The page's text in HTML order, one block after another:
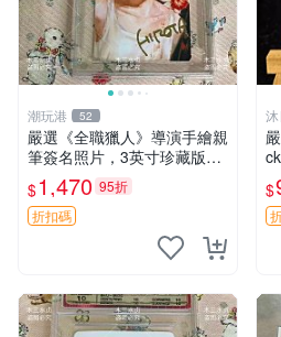
潮玩港 52
嚴選《全職獵人》導演手繪親
筆簽名照片，3英寸珍藏版周
邊 HUNTER×HUNTER 罕見
收藏 親筆簽名周邊 尤利
$1,470 95折
折扣碼
$